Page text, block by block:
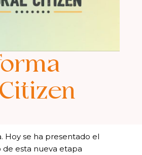
Hoy se ha presentado el
esta nueva etapa